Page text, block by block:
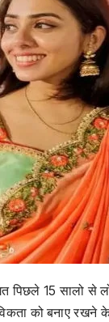
पिछले 15 सालो से
को बनाए रखने